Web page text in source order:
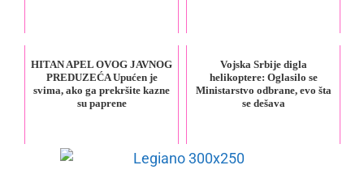
HITAN APEL OVOG JAVNOG
PREDUZEĆA Upućen je
svima, ako ga prekršite kazne
su paprene
Vojska Srbije digla
helikoptere: Oglasilo se
Ministarstvo odbrane, evo šta
se dešava